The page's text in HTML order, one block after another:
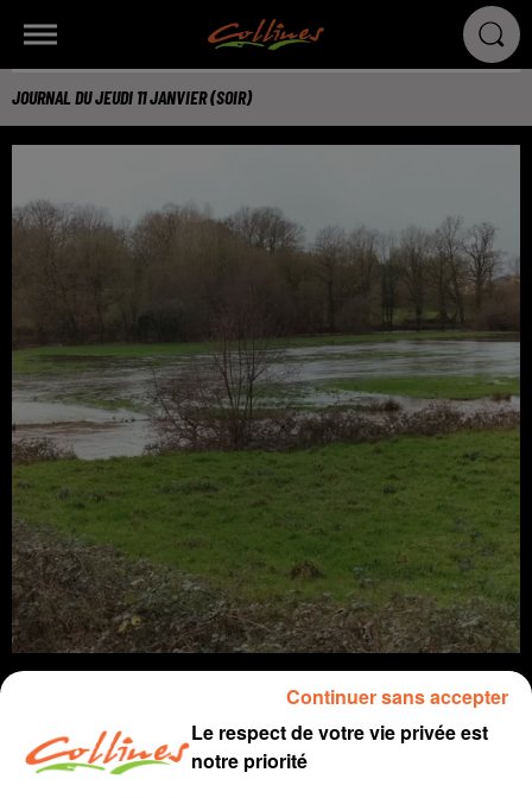
JOURNAL DU JEUDI 11 JANVIER (SOIR)
info
Le respect de votre vie privée est
notre priorité
Continuer sans accepter